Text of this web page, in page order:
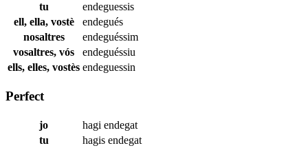
tu
endeguessis
ell, ella, vostè
endegués
nosaltres
endeguéssim
vosaltres, vós
endeguéssiu
ells, elles, vostès endeguessin
Perfect
jo hagi endegat
tu
hagis endegat